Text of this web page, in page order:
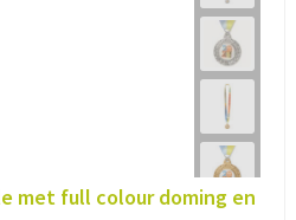
met full colour doming en